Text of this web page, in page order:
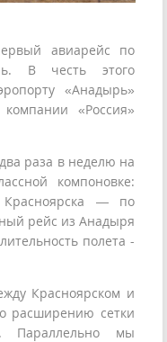
авиарейс по
В честь этого
«Анадырь»
«Россия»
раза в неделю на
компоновке:
— по
рейс из Анадыря
полета -
Красноярском и
расширению сетки
Параллельно мы